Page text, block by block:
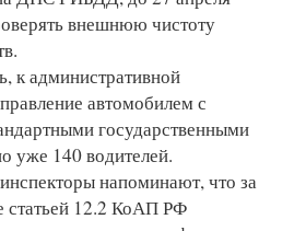
внешнюю чистоту
к административной
автомобилем с
государственными
уже 140 водителей.
напоминают, что за
статьей 12.2 КоАП РФ